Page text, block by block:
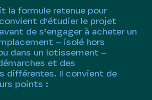
la formule retenue pour
d’étudier le projet
de s’engager à acheter un
– isolé hors
dans un lotissement –
et des
différentes. Il convient de
points :